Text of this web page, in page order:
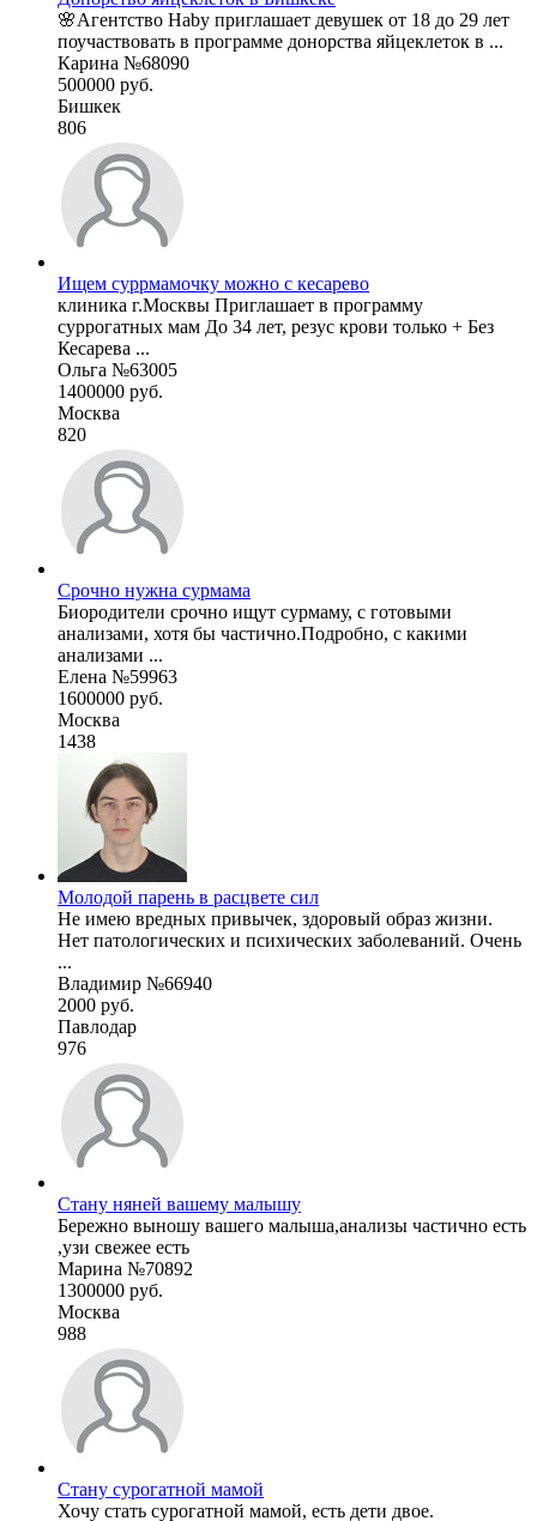
🌸Агентство Haby приглашает девушек от 18 до 29 лет
поучаствовать в программе донорства яйцеклеток в ...
Карина №68090
500000 руб.
Бишкек
806
Ищем суррмамочку можно с кесарево
клиника г.Москвы Приглашает в программу
суррогатных мам До 34 лет, резус крови только + Без
Кесарева ...
Ольга №63005
1400000 руб.
Москва
820
Срочно нужна сурмама
Биородители срочно ищут сурмаму, с готовыми
анализами, хотя бы частично.Подробно, с какими
анализами ...
Елена №59963
1600000 руб.
Москва
1438
Молодой парень в расцвете сил
Не имею вредных привычек, здоровый образ жизни.
Нет патологических и психических заболеваний. Очень
...
Владимир №66940
2000 руб.
Павлодар
976
Стану няней вашему малышу
Бережно выношу вашего малыша,анализы частично есть
,узи свежее есть
Марина №70892
1300000 руб.
Москва
988
Стану сурогатной мамой
Хочу стать сурогатной мамой, есть дети двое.